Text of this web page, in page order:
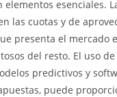
elementos esenciales.
las cuotas y de
presenta el mercado
del resto. El uso
predictivos y
puede